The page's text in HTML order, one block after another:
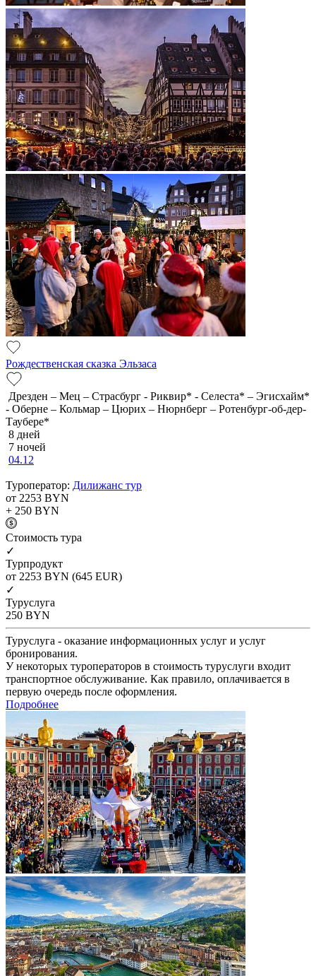
Рождественская сказка Эльзаса
Дрезден – Мец – Страсбург - Риквир* - Селеста* – Эгисхайм*
- Оберне – Кольмар – Цюрих – Нюрнберг – Ротенбург-об-дер-
Таубере*
8 дней
7 ночей
04.12
Туроператор: Дилижанс тур
от 2253 BYN
+ 250 BYN
Cтоимость тура
✓
Турпродукт
от 2253 BYN (645 EUR)
✓
Туруслуга
250 BYN
Туруслуга - оказание информационных услуг и услуг
бронирования.
У некоторых туроператоров в стоимость туруслуги входит
транспортное обслуживание. Как правило, оплачивается в
первую очередь после оформления.
Подробнее